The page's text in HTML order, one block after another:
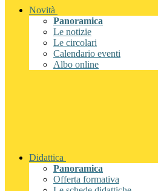
Novità
Panoramica
Le notizie
Le circolari
Calendario eventi
Albo online
Didattica
Panoramica
Offerta formativa